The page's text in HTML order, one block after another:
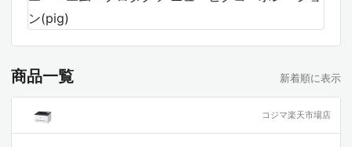
商品一覧 新着順に表示
コジマ楽天市場店